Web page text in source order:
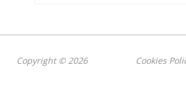
Copyright © 2026 Cookies